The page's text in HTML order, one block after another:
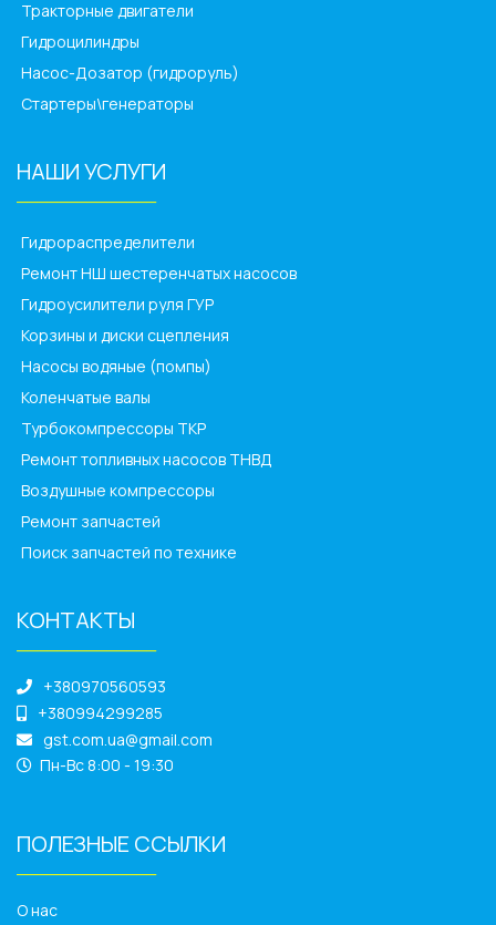
Тракторные двигатели
Гидроцилиндры
Насос-Дозатор (гидроруль)
Стартеры\генераторы
НАШИ УСЛУГИ
Гидрораспределители
Ремонт НШ шестеренчатых насосов
Гидроусилители руля ГУР
Корзины и диски сцепления
Насосы водяные (помпы)
Коленчатые валы
Турбокомпрессоры ТКР
Ремонт топливных насосов ТНВД
Воздушные компрессоры
Ремонт запчастей
Поиск запчастей по технике
КОНТАКТЫ
+380970560593
+380994299285
gst.com.ua@gmail.com
Пн-Вс 8:00 - 19:30
ПОЛЕЗНЫЕ ССЫЛКИ
О нас